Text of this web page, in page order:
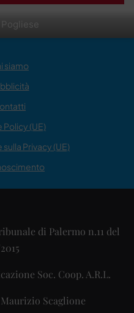
siamo
Policy (UE)
Privacy (UE)
di Palermo n.11 del
Soc. Coop. A.R.L.
Scaglione